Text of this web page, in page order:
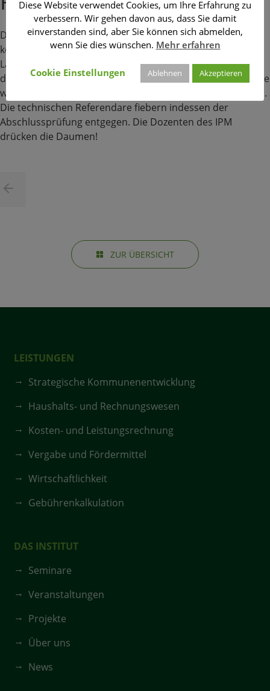
Die Teilnehmer streben einen höheren Dienst an und
kommen deswegen aus der gesamten Bundes- und
Landesverwaltung. Dabei stellt das IPM die Dozenten für
die haushaltswirtschaftlichen Module. Diese Lehrgangsteile
wurden im Februar und März dieses Jahres abgeschlossen.
Die technischen Referendare fiebern indessen der
Abschlussprüfung entgegen. Die Dozenten des IPM
drücken die Daumen!
ZUR ÜBERSICHT
LEISTUNGEN
Strategische Kommunenentwicklung
Haushalts- und Rechnungswesen
Kosten- und Leistungsrechnung
Vergabe und Fördermittel
Wirtschaftlichkeit
Gebührenkalkulation
DAS INSTITUT
Seminare
Veranstaltungen
Projekte
Über uns
News
Diese Website verwendet Cookies, um Ihre Erfahrung zu
verbessern. Wir gehen davon aus, dass Sie damit
einverstanden sind, aber Sie können sich abmelden,
wenn Sie dies wünschen. Mehr erfahren
Cookie Einstellungen Ablehnen Akzeptieren